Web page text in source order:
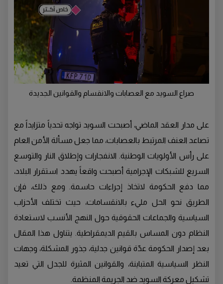
صراع السويد مع العصابات والانقسام والقوانين الجديدة
على مدار العقد الماضي، أصبحت السويد تواجه تحدياً متزايداً مع
تصاعد العنف المرتبط بالعصابات، مما جعل مسألة الأمن العام
على رأس الأولويات الوطنية. الانفجارات وإطلاق النار والتوسع
السريع للشبكات الإجرامية أصبحت واقعاً يهدد استقرار البلاد،
مما دفع الحكومة لاتخاذ إجراءات حاسمة. ومع ذلك، فإن
الطريق نحو الحل مليء بالانقسامات، حيث تختلف الأحزاب
السياسية والجماعات الحقوقية حول النهج الأنسب لاستعادة
النظام دون المساس بالقيم الديمقراطية. يتناول هذا المقال
بعد إصدار الحكومة عدّة قوانين جدلية، جذور المشكلة، وجهات
النظر السياسية المتباينة، والقوانين المثيرة للجدل التي تعيد
تشكيل معركة السويد ضد الجريمة المنظمة.